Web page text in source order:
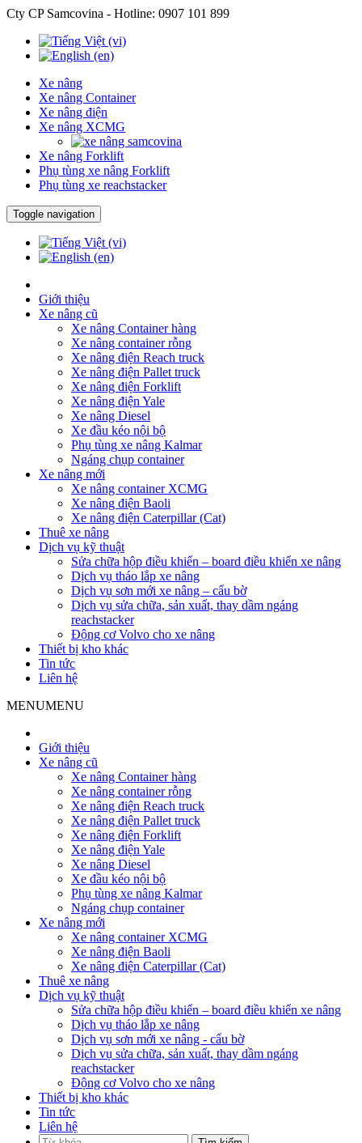
Cty CP Samcovina - Hotline: 0907 101 899
Xe nâng
Xe nâng Container
Xe nâng điện
Xe nâng XCMG
Xe nâng Forklift
Phụ tùng xe nâng Forklift
Phụ tùng xe reachstacker
Toggle navigation
Giới thiệu
Xe nâng cũ
Xe nâng Container hàng
Xe nâng container rỗng
Xe nâng điện Reach truck
Xe nâng điện Pallet truck
Xe nâng điện Forklift
Xe nâng điện Yale
Xe nâng Diesel
Xe đầu kéo nội bộ
Phụ tùng xe nâng Kalmar
Ngáng chụp container
Xe nâng mới
Xe nâng container XCMG
Xe nâng điện Baoli
Xe nâng điện Caterpillar (Cat)
Thuê xe nâng
Dịch vụ kỹ thuật
Sửa chữa hộp điều khiển – board điều khiển xe nâng
Dịch vụ tháo lắp xe nâng
Dịch vụ sơn mới xe nâng – cẩu bờ
Dịch vụ sửa chữa, sản xuất, thay dầm ngáng
reachstacker
Động cơ Volvo cho xe nâng
Thiết bị kho khác
Tin tức
Liên hệ
MENUMENU
Giới thiệu
Xe nâng cũ
Xe nâng Container hàng
Xe nâng container rỗng
Xe nâng điện Reach truck
Xe nâng điện Pallet truck
Xe nâng điện Forklift
Xe nâng điện Yale
Xe nâng Diesel
Xe đầu kéo nội bộ
Phụ tùng xe nâng Kalmar
Ngáng chụp container
Xe nâng mới
Xe nâng container XCMG
Xe nâng điện Baoli
Xe nâng điện Caterpillar (Cat)
Thuê xe nâng
Dịch vụ kỹ thuật
Sửa chữa hộp điều khiển – board điều khiển xe nâng
Dịch vụ tháo lắp xe nâng
Dịch vụ sơn mới xe nâng - cẩu bờ
Dịch vụ sửa chữa, sản xuất, thay dầm ngáng
reachstacker
Động cơ Volvo cho xe nâng
Thiết bị kho khác
Tin tức
Liên hệ